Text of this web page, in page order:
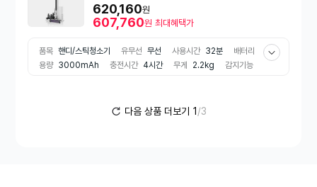
620,160원
607,760원 최대혜택가
품목 핸디/스틱청소기 유무선 무선 사용시간 32분
배터리
용량 3000mAh 충전시간 4시간 무게 2.2kg
감지기능
다음 상품 더보기 1 /3